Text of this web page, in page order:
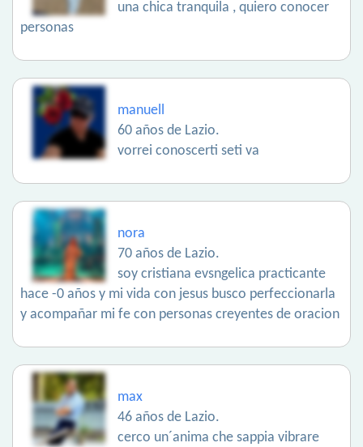
una chica tranquila , quiero conocer
personas
manuell
60 años de Lazio.
vorrei conoscerti seti va
nora
70 años de Lazio.
soy cristiana evsngelica practicante
hace -0 años y mi vida con jesus busco perfeccionarla
y acompañar mi fe con personas creyentes de oracion
max
46 años de Lazio.
cerco un´anima che sappia vibrare